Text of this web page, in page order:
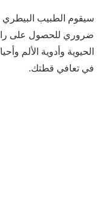
سيقوم الطبيب البيطري
ضروري للحصول على
الحيوية وأدوية الألم
في تعافي قطتك.